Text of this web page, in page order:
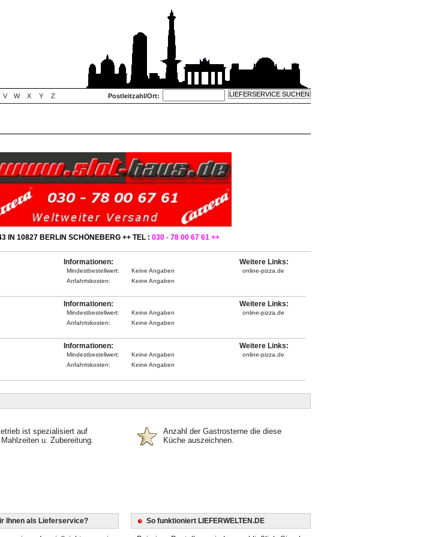
V W X Y Z Postleitzahl/Ort:
IN 10827 BERLIN SCHÖNEBERG ++ TEL : 030 - 78 00 67 61 ++
Informationen:
Mindestbestellwert:
Keine Angaben
Anfahrtskosten:
Keine Angaben
Weitere Links:
online-pizza.de
Informationen:
Mindestbestellwert:
Keine Angaben
Anfahrtskosten:
Keine Angaben
Weitere Links:
online-pizza.de
Informationen:
Mindestbestellwert:
Keine Angaben
Anfahrtskosten:
Keine Angaben
Weitere Links:
online-pizza.de
ist spezialisiert auf
u. Zubereitung.
Anzahl der Gastrosterne die diese
Küche auszeichnen.
Ihnen als Lieferservice? So funktioniert LIEFERWELTEN.DE